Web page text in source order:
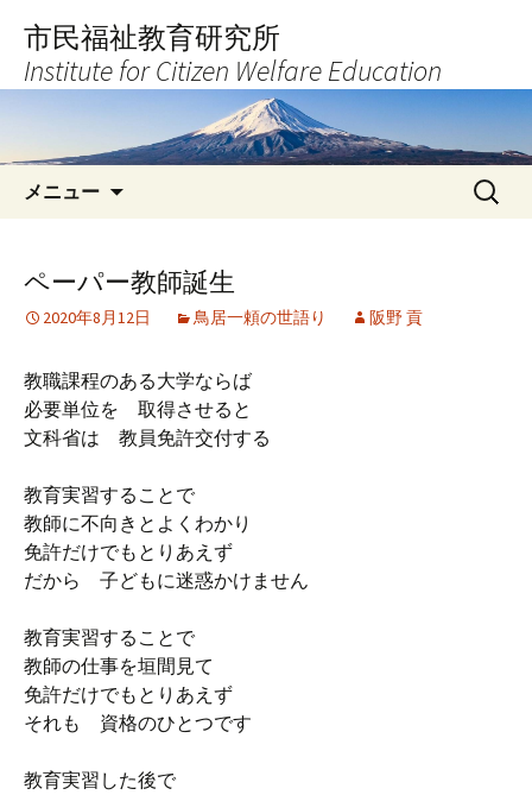
へ
キ
市民福祉教育研究所
Institute for Citizen Welfare Education
メニュー
検
索:
ペーパー教師誕生
2020年8月12日 鳥居一頼の世語り 阪野 貢
教職課程のある大学ならば
必要単位を 取得させると
文科省は 教員免許交付する
教育実習することで
教師に不向きとよくわかり
免許だけでもとりあえず
だから 子どもに迷惑かけません
教育実習することで
教師の仕事を垣間見て
免許だけでもとりあえず
それも 資格のひとつです
教育実習した後で